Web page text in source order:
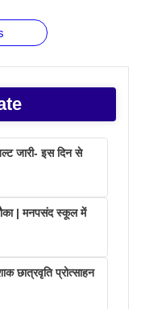
जारी- इस दिन से
| मनपसंद स्कूल में
छात्रवृति प्रोत्साहन